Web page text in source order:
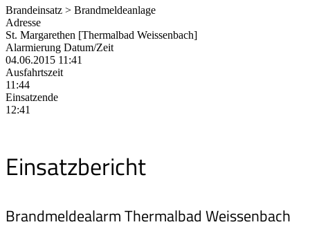
Brandeinsatz > Brandmeldeanlage
Adresse
St. Margarethen [Thermalbad Weissenbach]
Alarmierung Datum/Zeit
04.06.2015 11:41
Ausfahrtszeit
11:44
Einsatzende
12:41
Einsatzbericht
Brandmeldealarm Thermalbad Weissenbach